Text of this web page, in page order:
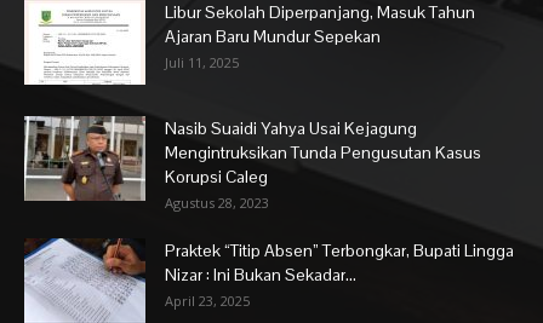
Libur Sekolah Diperpanjang, Masuk Tahun
Ajaran Baru Mundur Sepekan
Juli 11, 2025
Nasib Suaidi Yahya Usai Kejagung
Mengintruksikan Tunda Pengusutan Kasus
Korupsi Caleg
Agustus 28, 2023
Praktek “Titip Absen” Terbongkar, Bupati Lingga
Nizar : Ini Bukan Sekadar...
April 23, 2025